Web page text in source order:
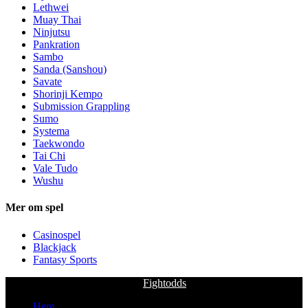
Lethwei
Muay Thai
Ninjutsu
Pankration
Sambo
Sanda (Sanshou)
Savate
Shorinji Kempo
Submission Grappling
Sumo
Systema
Taekwondo
Tai Chi
Vale Tudo
Wushu
Mer om spel
Casinospel
Blackjack
Fantasy Sports
Fightodds